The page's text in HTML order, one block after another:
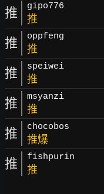
推 gipo776
推
推 oppfeng
推
推 speiwei
推
推 msyanzi
推
推 chocobos
推爆
推 fishpurin
推